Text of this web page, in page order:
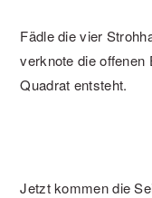
Fädle die vier
verknote die offenen
Quadrat entsteht.
Jetzt kommen die